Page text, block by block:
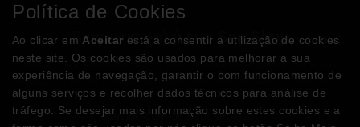
Bem-vindo(a) à sua Sex Shop
A loja onde encontra tudo o que precisa para apimentar a sua
relação e tornar o sexo mais divertido, interessante e excitante!
Partilhe com os seus amigos!
Política de Cookies
Ao clicar em Aceitar está a consentir a utilização de cookies
neste site. Os cookies são usados para melhorar a sua
experiência de navegação, garantir o bom funcionamento de
alguns serviços e recolher dados técnicos para análise de
tráfego. Se desejar mais informação sobre estes cookies e a